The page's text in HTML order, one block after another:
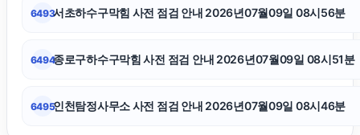
부산흥신소
고양이파양
대구이혼전문변호사
6493서초하수구막힘 사전 점검 안내 2026년07월09일 08시56분
6494종로구하수구막힘 사전 점검 안내 2026년07월09일 08시51분
6495인천탐정사무소 사전 점검 안내 2026년07월09일 08시46분